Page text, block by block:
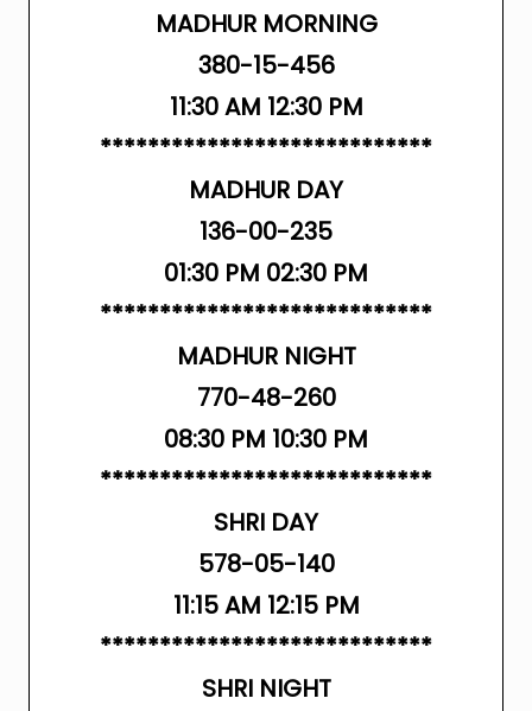
MADHUR MORNING
380-15-456
11:30 AM 12:30 PM
****************************
MADHUR DAY
136-00-235
01:30 PM 02:30 PM
****************************
MADHUR NIGHT
770-48-260
08:30 PM 10:30 PM
****************************
SHRI DAY
578-05-140
11:15 AM 12:15 PM
****************************
SHRI NIGHT